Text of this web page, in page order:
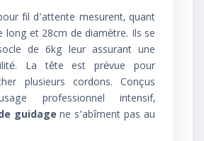
fil d’attente mesurent, quant
long et 28cm de diamètre. Ils se
de 6kg leur assurant une
La tête est prévue pour
plusieurs cordons. Conçus
professionnel intensif,
guidage ne s’abîment pas au